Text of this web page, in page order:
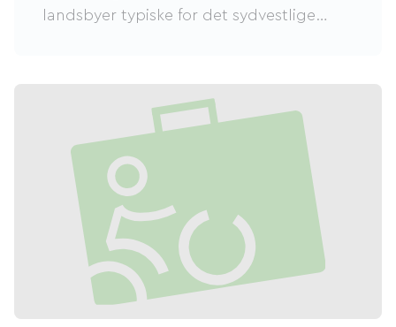
landsbyer typiske for det sydvestlige
afslappede klapvogne. Bilfri garanterer
den en sikker og rolig udflugt, ledsaget
af fuglesang og duften af ​​fyrretræer.
Undervejs kan du stoppe i de maleriske
landsbyer Bazas med dens berømte
katedral, eller Langon, for at nyde lokale
smagsoplevelser. En ideel grøn oase til at
genoplade og fuldt ud værdsætte
regionens skønhed!